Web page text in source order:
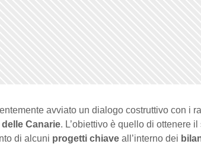
avviato un dialogo costruttivo con i
Canarie. L’obiettivo è quello di ottenere
di alcuni progetti chiave all’interno dei